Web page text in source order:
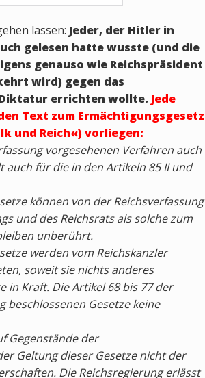
lassen: Jeder, der Hitler in
gelesen hatte wusste (und die
genauso wie Reichspräsident
wird) gegen das
errichten wollte. Jede
Text zum Ermächtigungsgesetz
und Reich«) vorliegen:
vorgesehenen Verfahren auch
auch für die in den Artikeln 85 II und
können von der Reichsverfassung
und des Reichsrats als solche zum
unberührt.
werden vom Reichskanzler
soweit sie nichts anderes
in Kraft. Die Artikel 68 bis 77 der
beschlossenen Gesetze keine
Gegenstände der
Geltung dieser Gesetze nicht der
Die Reichsregierung erlässt